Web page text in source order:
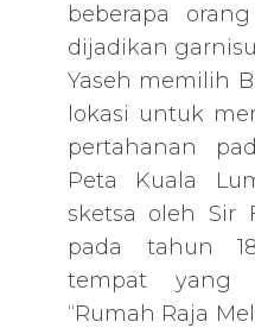
beberapa
dijadikan
Yaseh memilih
lokasi untuk
pertahanan
Peta Kuala
sketsa oleh Sir
pada tahun
tempat yang
“Rumah Raja